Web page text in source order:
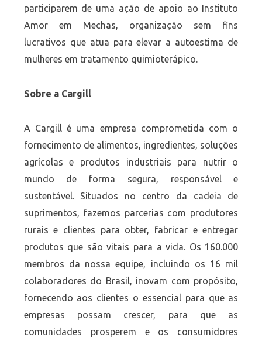
participarem de uma ação de apoio ao Instituto
Amor em Mechas, organização sem fins
lucrativos que atua para elevar a autoestima de
mulheres em tratamento quimioterápico.
Sobre a Cargill
A Cargill é uma empresa comprometida com o
fornecimento de alimentos, ingredientes, soluções
agrícolas e produtos industriais para nutrir o
mundo de forma segura, responsável e
sustentável. Situados no centro da cadeia de
suprimentos, fazemos parcerias com produtores
rurais e clientes para obter, fabricar e entregar
produtos que são vitais para a vida. Os 160.000
membros da nossa equipe, incluindo os 16 mil
colaboradores do Brasil, inovam com propósito,
fornecendo aos clientes o essencial para que as
empresas possam crescer, para que as
comunidades prosperem e os consumidores